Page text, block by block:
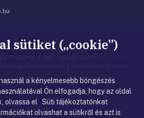
utca 1.
Budapest V. ker., Szabadság tér
Kiss Ernő utca 1. szám alatti bejárata)
sütiket („cookie”)
a kényelmesebb böngészés
Ön elfogadja, hogy az oldal
olvassa el Süti tájékoztatónkat
olvashat a sütikről és azt is